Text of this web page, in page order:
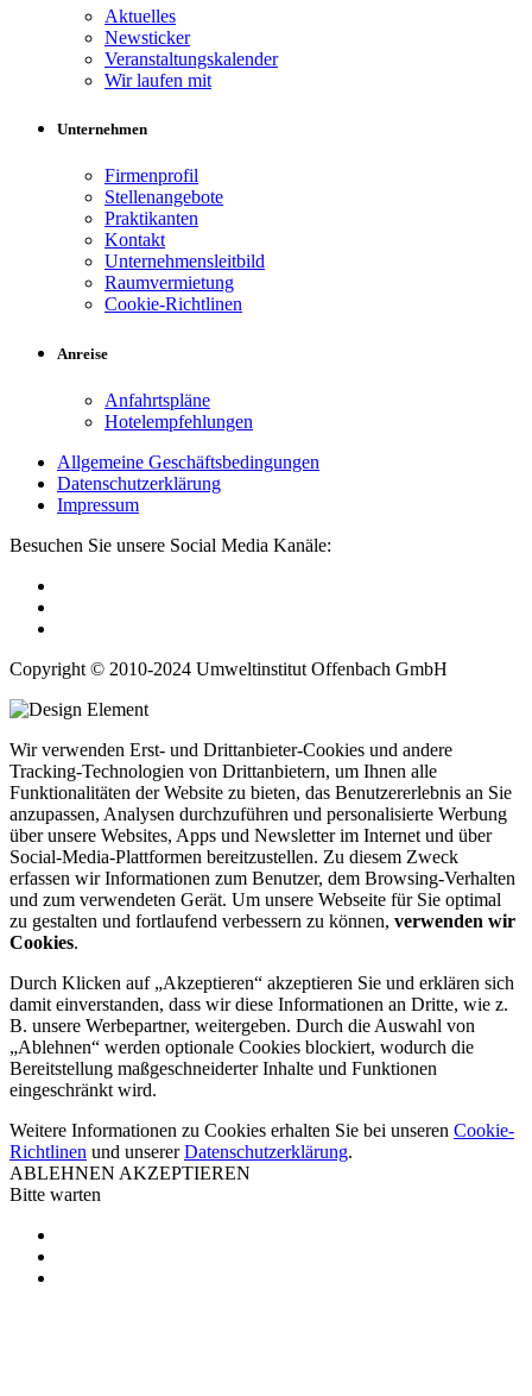
Aktuelles
Newsticker
Veranstaltungskalender
Wir laufen mit
Unternehmen
Firmenprofil
Stellenangebote
Praktikanten
Kontakt
Unternehmensleitbild
Raumvermietung
Cookie-Richtlinen
Anreise
Anfahrtspläne
Hotelempfehlungen
Allgemeine Geschäftsbedingungen
Datenschutzerklärung
Impressum
Besuchen Sie unsere Social Media Kanäle:
Copyright © 2010-2024 Umweltinstitut Offenbach GmbH
Wir verwenden Erst- und Drittanbieter-Cookies und andere
Tracking-Technologien von Drittanbietern, um Ihnen alle
Funktionalitäten der Website zu bieten, das Benutzererlebnis an Sie
anzupassen, Analysen durchzuführen und personalisierte Werbung
über unsere Websites, Apps und Newsletter im Internet und über
Social-Media-Plattformen bereitzustellen. Zu diesem Zweck
erfassen wir Informationen zum Benutzer, dem Browsing-Verhalten
und zum verwendeten Gerät. Um unsere Webseite für Sie optimal
zu gestalten und fortlaufend verbessern zu können, verwenden wir
Cookies.
Durch Klicken auf „Akzeptieren“ akzeptieren Sie und erklären sich
damit einverstanden, dass wir diese Informationen an Dritte, wie z.
B. unsere Werbepartner, weitergeben. Durch die Auswahl von
„Ablehnen“ werden optionale Cookies blockiert, wodurch die
Bereitstellung maßgeschneiderter Inhalte und Funktionen
eingeschränkt wird.
Weitere Informationen zu Cookies erhalten Sie bei unseren Cookie-
Richtlinen und unsererDatenschutzerklärung.
ABLEHNEN AKZEPTIEREN
Bitte warten